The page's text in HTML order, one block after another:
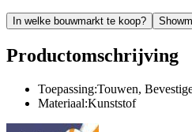
In welke bouwmarkt te koop?
Productomschrijving
Toepassing:Touwen,
Materiaal:Kunststof